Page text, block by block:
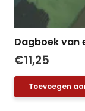
Dagboek van
€11,25
Toevoegen